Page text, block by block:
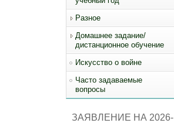
Разное
Домашнее задание/
дистанционное обучение
Искусство о войне
Часто задаваемые
вопросы
ЗАЯВЛЕНИЕ НА 2026-